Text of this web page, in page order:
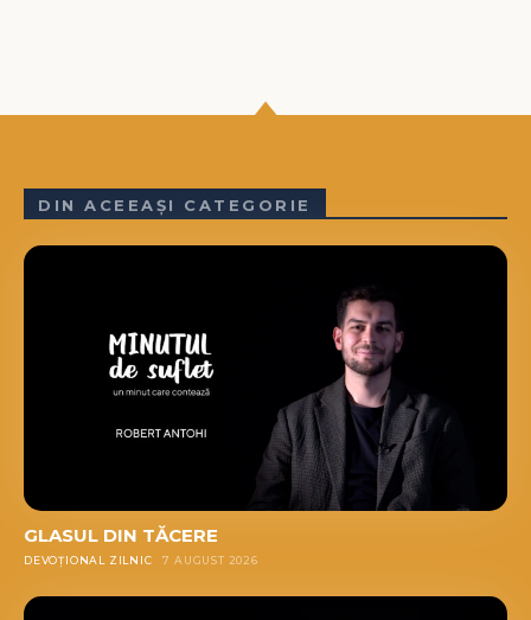
DIN ACEEAȘI CATEGORIE
GLASUL DIN TĂCERE
DEVOȚIONAL ZILNIC 7 AUGUST 2026